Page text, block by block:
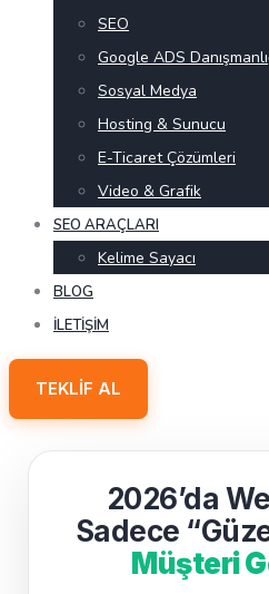
SEO
Google ADS
Sosyal Medya
Hosting & Sunucu
E-Ticaret Çözümleri
Video & Grafik
SEO ARAÇLARI
Kelime Sayacı
BLOG
İLETIŞIM
TEKLIF AL
2026’da
Sadece
Müşteri